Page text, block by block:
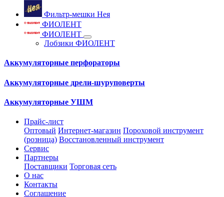
Фильтр-мешки Нея
ФИОЛЕНТ
ФИОЛЕНТ
Лобзики ФИОЛЕНТ
Аккумуляторные перфораторы
Аккумуляторные дрели-шуруповерты
Аккумуляторные УШМ
Прайс-лист
Оптовый Интернет-магазин Пороховой инструмент
(розница) Восстановленный инструмент
Сервис
Партнеры
Поставщики Торговая сеть
О нас
Контакты
Соглашение